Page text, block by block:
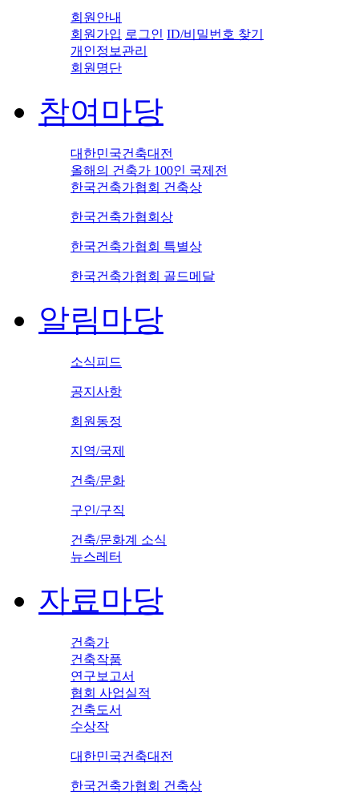
회원안내
회원가입 로그인 ID/비밀번호 찾기
개인정보관리
회원명단
참여마당
대한민국건축대전
올해의 건축가 100인 국제전
한국건축가협회 건축상
한국건축가협회상
한국건축가협회 특별상
한국건축가협회 골드메달
알림마당
소식피드
공지사항
회원동정
지역/국제
건축/문화
구인/구직
건축/문화계 소식
뉴스레터
자료마당
건축가
건축작품
연구보고서
협회 사업실적
건축도서
수상작
대한민국건축대전
한국건축가협회 건축상